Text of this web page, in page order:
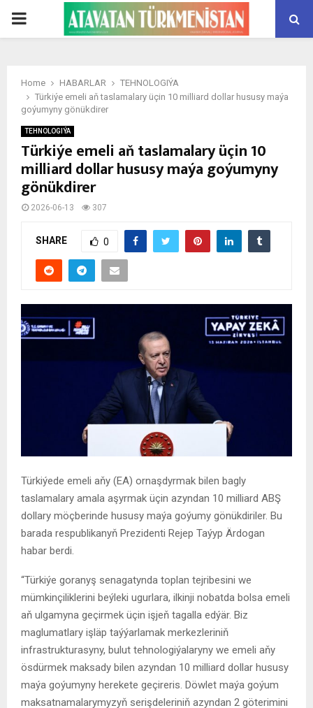
PRIMARY
Home HABARLAR
TEHNOLOGIÝA
Türkiýe emeli aň taslamalary üçin 10 milliard dollar hususy maýa
goýumyny gönükdirer
TEHNOLOGIÝA
Türkiýe emeli aň taslamalary üçin 10
milliard dollar hususy maýa goýumyny
gönükdirer
2026-06-13 307
SHARE 0
Türkiýede emeli aňy (EA) ornaşdyrmak bilen bagly
taslamalary amala aşyrmak üçin azyndan 10 milliard ABŞ
dollary möçberinde hususy maýa goýumy gönükdiriler. Bu
barada respublikanyň Prezidenti Rejep Taýyp Ärdogan
habar berdi.
“Türkiýe goranyş senagatynda toplan tejribesini we
mümkinçiliklerini beýleki ugurlara, ilkinji nobatda bolsa emeli
aň ulgamyna geçirmek üçin işjeň tagalla edýär. Biz
maglumatlary işläp taýýarlamak merkezleriniň
infrastrukturasyny, bulut tehnologiýalaryny we emeli aňy
ösdürmek maksady bilen azyndan 10 milliard dollar hususy
maýa goýumyny herekete geçireris. Döwlet maýa goýum
maksatnamalarymyzyň serişdeleriniň azyndan 2 göterimini